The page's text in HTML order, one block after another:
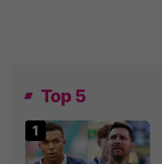
Top 5